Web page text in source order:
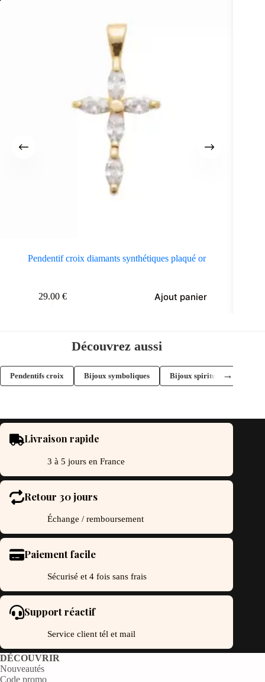
Pendentif croix diamants synthétiques plaqué or
29.00 € Ajout panier
Découvrez aussi
Pendentifs croix Bijoux symboliques Bijoux spirituels→
Livraison rapide
3 à 5 jours en France
Retour 30 jours
Échange / remboursement
Paiement facile
Sécurisé et 4 fois sans frais
Support réactif
Service client tél et mail
DÉCOUVRIR
Nouveautés
Code promo